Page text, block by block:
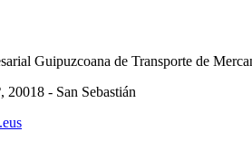
Guipuzcoana de Transporte de
20018 - San Sebastián